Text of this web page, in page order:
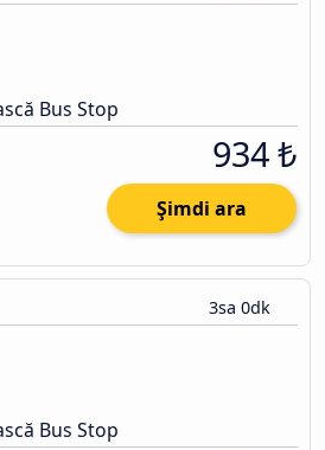
Bus Stop
934 ₺
Şimdi ara
3sa 0dk
Bus Stop